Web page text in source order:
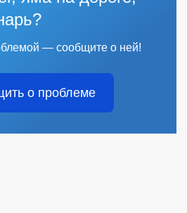
— сообщите о ней!
о проблеме